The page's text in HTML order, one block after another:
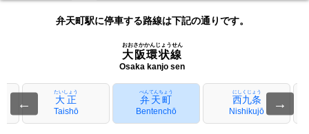
弁天町駅に停車する路線は下記の通りです。
大阪環状線
おおさかかんじょうせん
Osaka kanjo sen
← 大正
たいしょう
Taishō
弁天町
べんてんちょう
Bentenchō
西九条
にしくじょう
Nishikujō
→